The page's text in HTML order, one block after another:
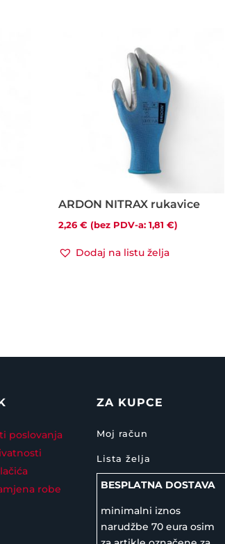
ARDON NITRAX rukavice
2,26€ (bez PDV-a:1,81€)
Dodaj na listu želja
poslovanja
robe
ZA KUPCE
Moj račun
Lista želja
BESPLATNA DOSTAVA
minimalni iznos
narudžbe 70 eura osim